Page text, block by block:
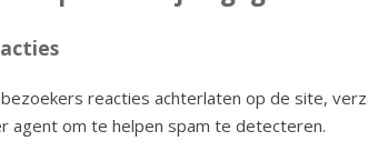
bezoekers reacties achterlaten op de site,
agent om te helpen spam te detecteren.